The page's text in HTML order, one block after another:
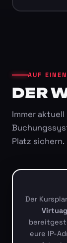
AUF
DER
Immer
Platz sichern.
Der
eure IP-